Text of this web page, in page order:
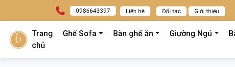
0986643397 Liên hệ Đối tác Giới thiệu
Trang
chủ
Ghế Sofa Bàn ghế ăn Giường Ngủ